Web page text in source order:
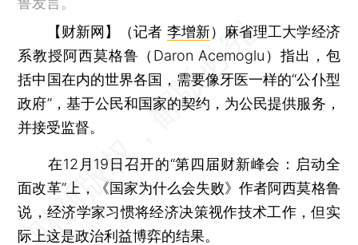
【财新网】（记者 李增新） 麻省理工大学经济
系教授阿西莫格鲁（Daron Acemoglu）指出，包
括中国在内的世界各国，需要像牙医一样的“公仆型
政府”，基于公民和国家的契约，为公民提供服务，
并接受监督。
在12月19日召开的“第四届财新峰会：启动全
面改革”上，《国家为什么会失败》作者阿西莫格鲁
说，经济学家习惯将经济决策视作技术工作，但实
际上这是政治利益博弈的结果。